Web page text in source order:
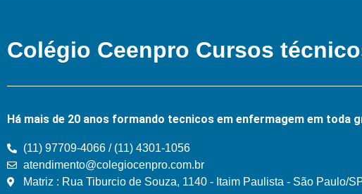
Colégio Ceenpro Cursos
Há mais de 20 anos formando tecnicos em enfermagem em toda
(11) 97709-4066 / (11) 4301-1056
atendimento@colegiocenpro.com.br
Matriz : Rua Tiburcio de Souza, 1140 - Itaim Paulista - São Paulo/